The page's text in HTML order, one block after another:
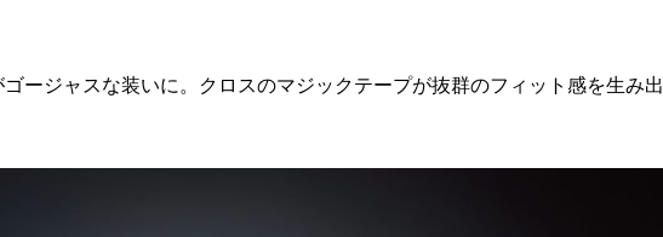
ージャスな装いに。クロスのマジックテープが抜群のフィット感を生み出